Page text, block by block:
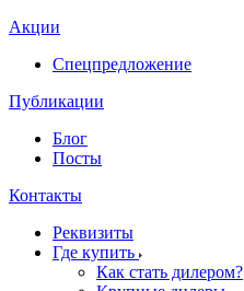
Акции
Спецпредложение
Публикации
Блог
Посты
Контакты
Реквизиты
Где купить
Как стать дилером?